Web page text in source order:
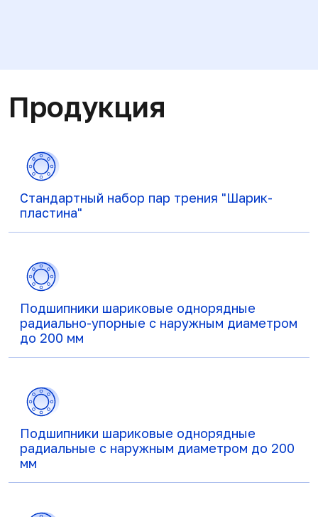
Продукция
Стандартный набор пар трения "Шарик-
пластина"
Подшипники шариковые однорядные
радиально-упорные с наружным диаметром
до 200 мм
Подшипники шариковые однорядные
радиальные с наружным диаметром до 200
мм